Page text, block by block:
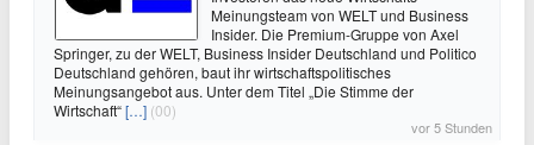
Meinungsteam von WELT und Business
Insider. Die Premium-Gruppe von Axel
Springer, zu der WELT, Business Insider Deutschland und Politico
Deutschland gehören, baut ihr wirtschaftspolitisches
Meinungsangebot aus. Unter dem Titel „Die Stimme der
Wirtschaft“[…] (00)
vor 5 Stunden